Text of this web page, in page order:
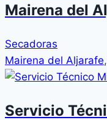
Mairena del
Secadoras
Mairena del Aljarafe,
Servicio